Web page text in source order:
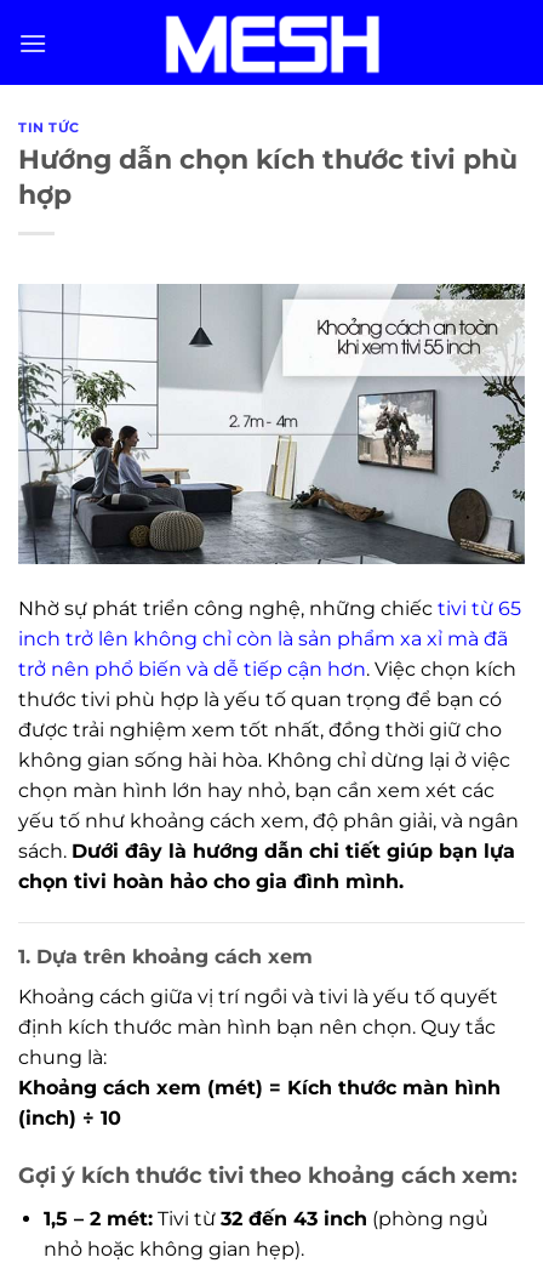
TIN TỨC
Hướng dẫn chọn kích thước tivi phù
hợp
Nhờ sự phát triển công nghệ, những chiếc tivi từ 65
inch trở lên không chỉ còn là sản phẩm xa xỉ mà đã
trở nên phổ biến và dễ tiếp cận hơn. Việc chọn kích
thước tivi phù hợp là yếu tố quan trọng để bạn có
được trải nghiệm xem tốt nhất, đồng thời giữ cho
không gian sống hài hòa. Không chỉ dừng lại ở việc
chọn màn hình lớn hay nhỏ, bạn cần xem xét các
yếu tố như khoảng cách xem, độ phân giải, và ngân
sách. Dưới đây là hướng dẫn chi tiết giúp bạn lựa
chọn tivi hoàn hảo cho gia đình mình.
1. Dựa trên khoảng cách xem
Khoảng cách giữa vị trí ngồi và tivi là yếu tố quyết
định kích thước màn hình bạn nên chọn. Quy tắc
chung là:
Khoảng cách xem (mét) = Kích thước màn hình
(inch) ÷ 10
Gợi ý kích thước tivi theo khoảng cách xem:
1,5 – 2 mét:Tivi từ 32 đến 43 inch (phòng ngủ
nhỏ hoặc không gian hẹp).